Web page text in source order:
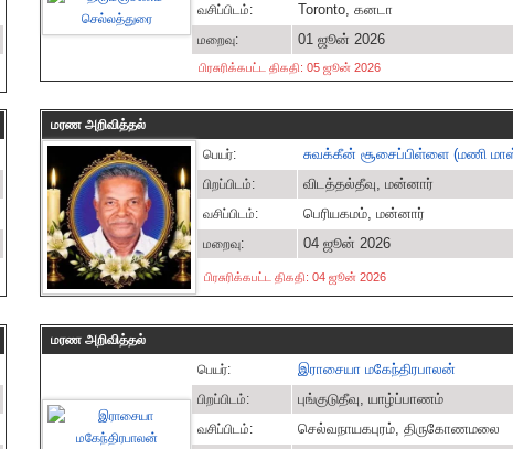
வசிப்பிடம்: Toronto, கனடா
மறைவு: 01 ஜூன் 2026
பிரசுரிக்கபட்ட திகதி: 05 ஜூன் 2026
மரண அறிவித்தல்
பெயர்:
சுவக்கீன் சூசைப்பிள்ளை (மணி
பிறப்பிடம்: விடத்தல்தீவு, மன்னார்
வசிப்பிடம்: பெரியகமம், மன்னார்
மறைவு: 04 ஜூன் 2026
பிரசுரிக்கபட்ட திகதி: 04 ஜூன் 2026
மரண அறிவித்தல்
பெயர்:
இராசையா மகேந்திரபாலன்
பிறப்பிடம்: புங்குடுதீவு, யாழ்ப்பாணம்
வசிப்பிடம்: செல்வநாயகபுரம், திருகோணமலை